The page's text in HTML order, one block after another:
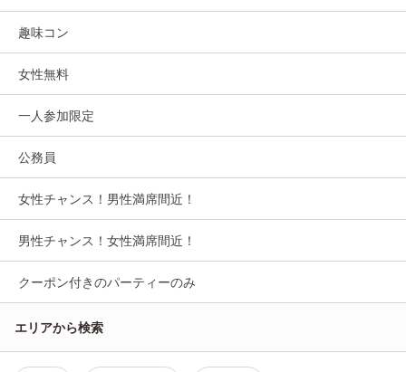
趣味コン
女性無料
一人参加限定
公務員
女性チャンス！男性満席間近！
男性チャンス！女性満席間近！
クーポン付きのパーティーのみ
エリアから検索